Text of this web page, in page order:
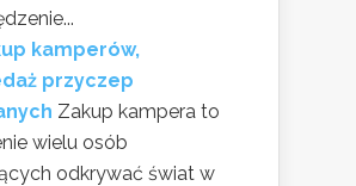
kamperów,
przyczep
Zakup kampera to
wielu osób
odkrywać świat w